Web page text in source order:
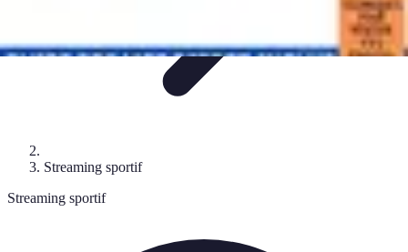
Streaming sportif
Streaming sportif